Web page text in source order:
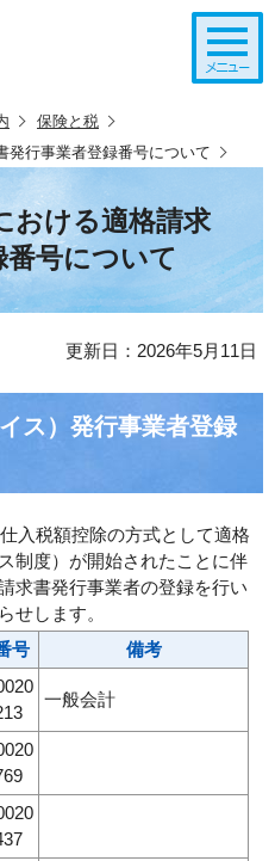
保険と税
発行事業者登録番号について
おける適格請求
番号について
更新日：2026年5月11日
ス）発行事業者登録
入税額控除の方式として適格
制度）が開始されたことに伴
求書発行事業者の登録を行い
せします。
号 備考
一般会計